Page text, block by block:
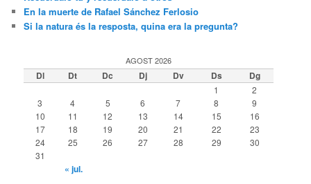
En la muerte de Rafael Sánchez Ferlosio
Si la natura és la resposta, quina era la pregunta?
AGOST 2026
Dl Dt Dc Dj Dv Ds Dg
1
2
3
4 5 6 7 8
9
10
11 12 13 14 15
16
17
18 19 20 21 22
23
24
25 26 27 28 29
30
31
« jul.